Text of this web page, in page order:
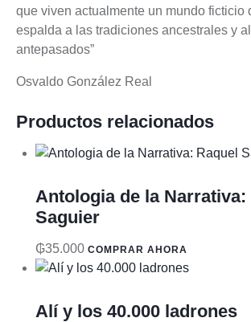
que viven actualmente un mundo ficticio
espalda a las tradiciones ancestrales y
antepasados”
Osvaldo González Real
Productos relacionados
Antologia de la Narrativa:
Saguier
₲35.000 COMPRAR AHORA
Alí y los 40.000 ladrones